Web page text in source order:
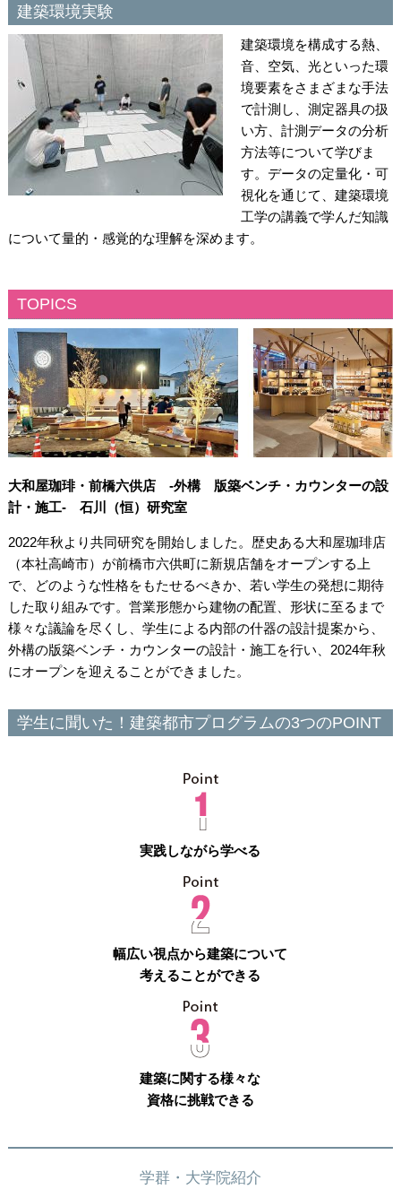
建築環境実験
建築環境を構成する熱、
音、空気、光といった環
境要素をさまざまな手法
で計測し、測定器具の扱
い方、計測データの分析
方法等について学びま
す。データの定量化・可
視化を通じて、建築環境
工学の講義で学んだ知識
について量的・感覚的な理解を深めます。
TOPICS
大和屋珈琲・前橋六供店 -外構 版築ベンチ・カウンターの設
計・施工- 石川（恒）研究室
2022年秋より共同研究を開始しました。歴史ある大和屋珈琲店
（本社高崎市）が前橋市六供町に新規店舗をオープンする上
で、どのような性格をもたせるべきか、若い学生の発想に期待
した取り組みです。営業形態から建物の配置、形状に至るまで
様々な議論を尽くし、学生による内部の什器の設計提案から、
外構の版築ベンチ・カウンターの設計・施工を行い、2024年秋
にオープンを迎えることができました。
学生に聞いた！建築都市プログラムの3つのPOINT
実践しながら学べる
幅広い視点から建築について
考えることができる
建築に関する様々な
資格に挑戦できる
学群・大学院紹介